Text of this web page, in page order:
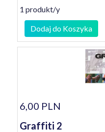
1 produkt/y
Dodaj do Koszyka
6,00 PLN
Graffiti 2